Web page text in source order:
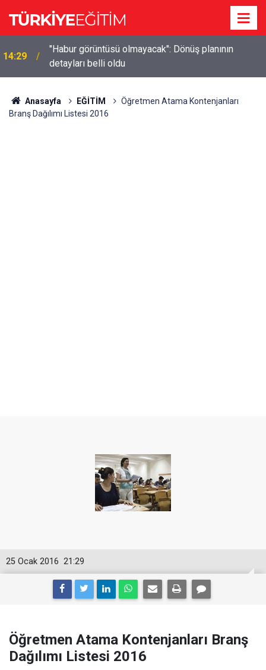
14:29
"Habur görüntüsü olmayacak": Dönüş planının
detayları belli oldu
Anasayfa EĞİTİM
Öğretmen Atama Kontenjanları
Branş Dağılımı Listesi 2016
21:29
25 Ocak 2016
Öğretmen Atama Kontenjanları Branş
Dağılımı Listesi 2016